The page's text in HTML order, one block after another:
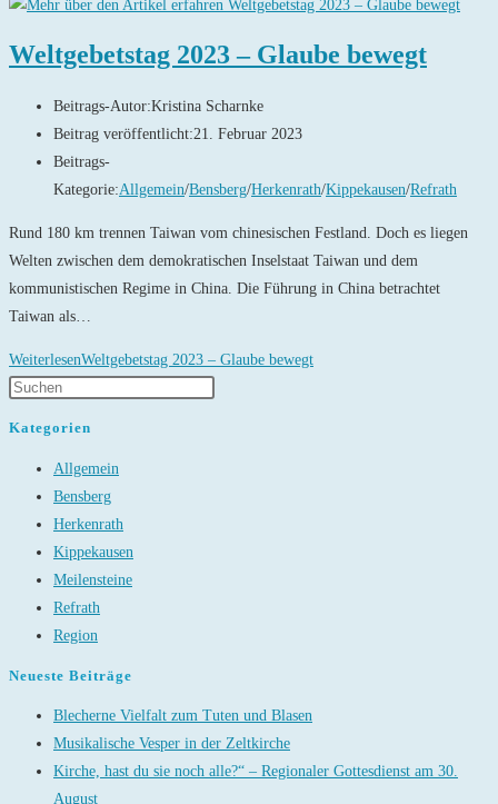
Weltgebetstag 2023 – Glaube bewegt
Beitrags-Autor:Kristina Scharnke
Beitrag veröffentlicht:21. Februar 2023
Beitrags-
Kategorie:Allgemein/Bensberg/Herkenrath/Kippekausen/Refrath
Rund 180 km trennen Taiwan vom chinesischen Festland. Doch es liegen
Welten zwischen dem demokratischen Inselstaat Taiwan und dem
kommunistischen Regime in China. Die Führung in China betrachtet
Taiwan als…
WeiterlesenWeltgebetstag 2023 – Glaube bewegt
Kategorien
Allgemein
Bensberg
Herkenrath
Kippekausen
Meilensteine
Refrath
Region
Neueste Beiträge
Blecherne Vielfalt zum Tuten und Blasen
Musikalische Vesper in der Zeltkirche
Kirche, hast du sie noch alle?“ – Regionaler Gottesdienst am 30.
August